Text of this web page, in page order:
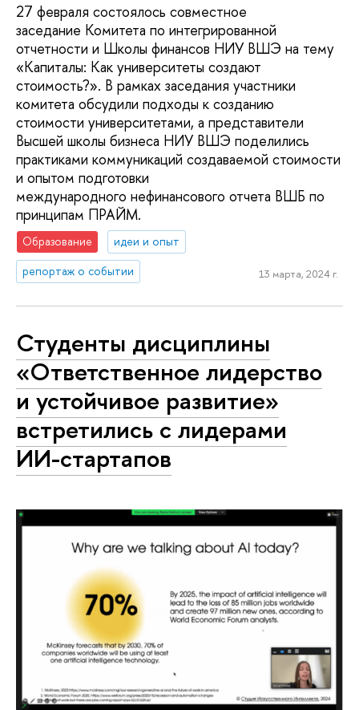
27 февраля состоялось совместное
заседание Комитета по интегрированной
отчетности и Школы финансов НИУ ВШЭ на тему
«Капиталы: Как университеты создают
стоимость?». В рамках заседания участники
комитета обсудили подходы к созданию
стоимости университетами, а представители
Высшей школы бизнеса НИУ ВШЭ поделились
практиками коммуникаций создаваемой стоимости
и опытом подготовки
международного нефинансового отчета ВШБ по
принципам ПРАЙМ.
Образование
идеи и опыт
репортаж о событии
13 марта, 2024 г.
Студенты дисциплины
«Ответственное лидерство
и устойчивое развитие»
встретились с лидерами
ИИ-стартапов